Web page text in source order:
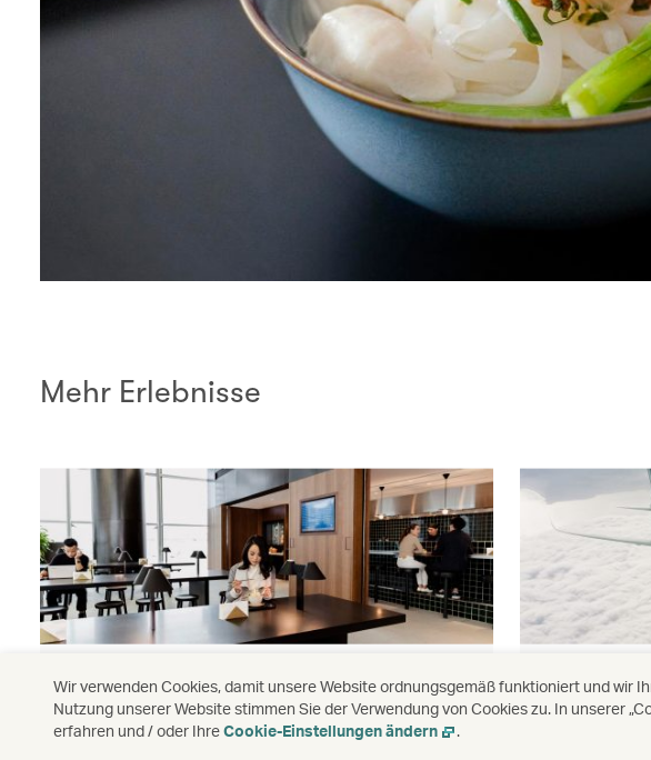
Mehr Erlebnisse
Unsere Lounges
Entdecken Sie unsere Lounges.
Wir verwenden Cookies, damit unsere Website ordnungsgemäß funktioniert und wir
Nutzung unserer Website stimmen Sie der Verwendung von Cookies zu. In unserer
erfahren und / oder IhreCookie-Einstellungen ändern .